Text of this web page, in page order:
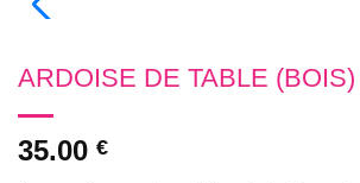
ARDOISE DE TABLE (BOIS)
35.00 €